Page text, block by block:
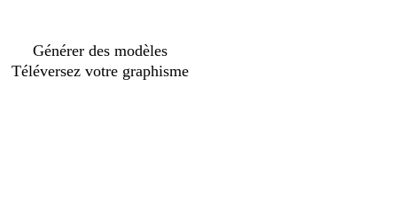
Générer des modèles
Téléversez votre graphisme